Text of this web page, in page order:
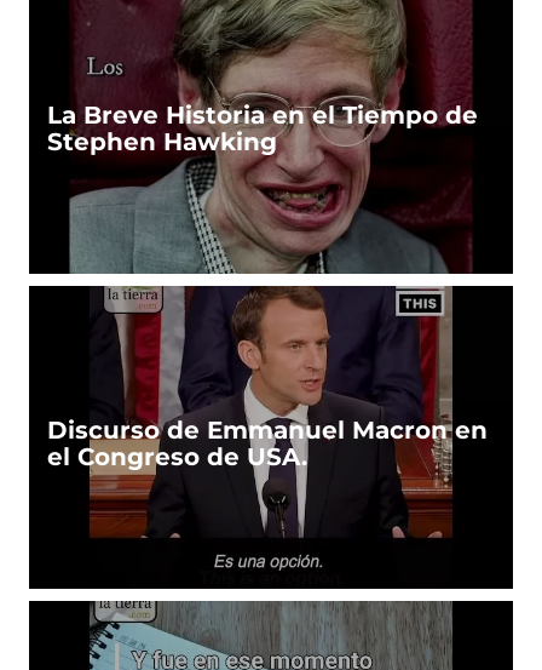
La Breve Historia en el Tiempo de
Stephen Hawking
Discurso de Emmanuel Macron en
el Congreso de USA.